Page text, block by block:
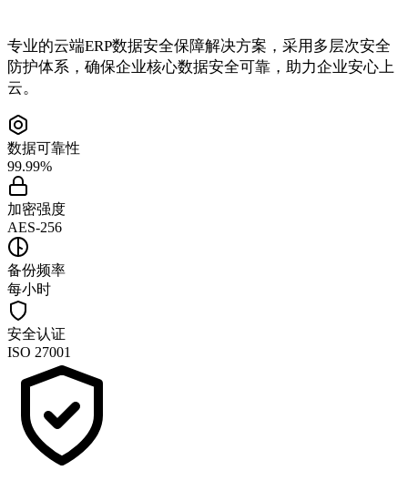
专业的云端ERP数据安全保障解决方案，采用多层次安全
防护体系，确保企业核心数据安全可靠，助力企业安心上
云。
数据可靠性
99.99%
加密强度
AES-256
备份频率
每小时
安全认证
ISO 27001